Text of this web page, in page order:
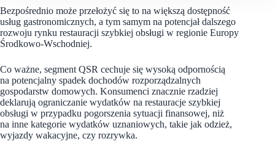
Bezpośrednio może przełożyć się to na większą dostępność
usług gastronomicznych, a tym samym na potencjał dalszego
rozwoju rynku restauracji szybkiej obsługi w regionie Europy
Środkowo-Wschodniej.
Co ważne, segment QSR cechuje się wysoką odpornością
na potencjalny spadek dochodów rozporządzalnych
gospodarstw domowych. Konsumenci znacznie rzadziej
deklarują ograniczanie wydatków na restauracje szybkiej
obsługi w przypadku pogorszenia sytuacji finansowej, niż
na inne kategorie wydatków uznaniowych, takie jak odzież,
wyjazdy wakacyjne, czy rozrywka.